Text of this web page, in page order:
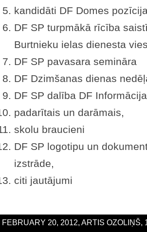
kandidāti DF Domes
DF SP turpmākā rīcība
Burtnieku ielas dienesta
DF SP pavasara semināra
DF Dzimšanas dienas
DF SP dalība DF
padarītais un darāmais,
skolu braucieni
DF SP logotipu un
izstrāde,
citi jautājumi
FEBRUARY 20, 2012, ARTIS OZOLIŅŠ,